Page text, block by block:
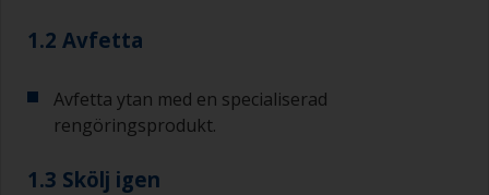
1.2 Avfetta
Avfetta ytan med en specialiserad
rengöringsprodukt.
1.3 Skölj igen